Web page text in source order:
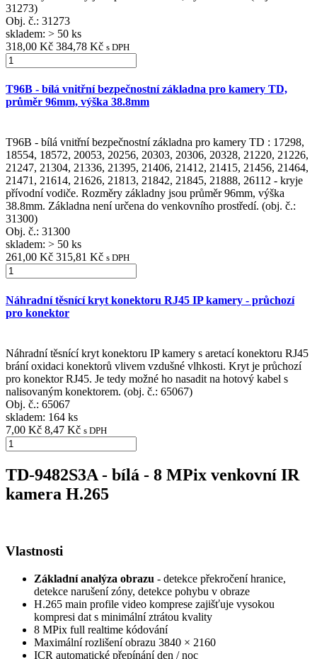
31273)
Obj. č.: 31273
skladem: > 50 ks
318,00 Kč 384,78 Kč s DPH
T96B - bílá vnitřní bezpečnostní základna pro kamery TD,
průměr 96mm, výška 38.8mm
T96B - bílá vnitřní bezpečnostní základna pro kamery TD : 17298,
18554, 18572, 20053, 20256, 20303, 20306, 20328, 21220, 21226,
21247, 21304, 21336, 21395, 21406, 21412, 21415, 21456, 21464,
21471, 21614, 21626, 21813, 21842, 21845, 21888, 26112 - kryje
přívodní vodiče. Rozměry základny jsou průměr 96mm, výška
38.8mm. Základna není určena do venkovního prostředí. (obj. č.:
31300)
Obj. č.: 31300
skladem: > 50 ks
261,00 Kč 315,81 Kč s DPH
Náhradní těsnící kryt konektoru RJ45 IP kamery - průchozí
pro konektor
Náhradní těsnící kryt konektoru IP kamery s aretací konektoru RJ45
brání oxidaci konektorů vlivem vzdušné vlhkosti. Kryt je průchozí
pro konektor RJ45. Je tedy možné ho nasadit na hotový kabel s
nalisovaným konektorem. (obj. č.: 65067)
Obj. č.: 65067
skladem: 164 ks
7,00 Kč 8,47 Kč s DPH
TD-9482S3A - bílá - 8 MPix venkovní IR
kamera H.265
Vlastnosti
Základní analýza obrazu - detekce překročení hranice,
detekce narušení zóny, detekce pohybu v obraze
H.265 main profile video komprese zajišťuje vysokou
kompresi dat s minimální ztrátou kvality
8 MPix full realtime kódování
Maximální rozlišení obrazu 3840 × 2160
ICR automatické přepínání den / noc